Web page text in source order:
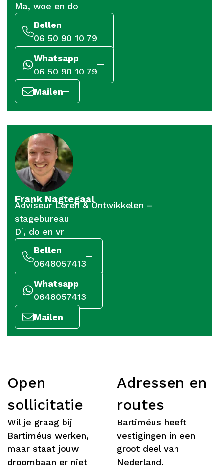
Ma, woe en do
Bellen
06 50 90 10 79
Whatsapp
06 50 90 10 79
Mailen
Frank Nagtegaal
Adviseur Leren & Ontwikkelen –
stagebureau
Di, do en vr
Bellen
0648057413
Whatsapp
0648057413
Mailen
Open
sollicitatie
Wil je graag bij
Bartiméus werken,
maar staat jouw
droombaan er niet
Adressen en
routes
Bartiméus heeft
vestigingen in een
groot deel van
Nederland.